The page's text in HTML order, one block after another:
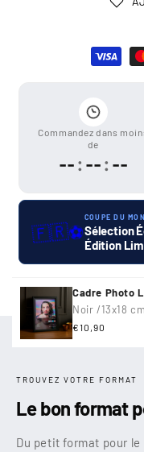
Commandez dans
de
--: --: --
🇫🇷⚽
COUPE DU
Sélection
Édition
Cadre Photo
Noir /13x18 cm
Prix
€10,90
TROUVEZ VOTRE FORMAT
Le bon format
Du petit format pour